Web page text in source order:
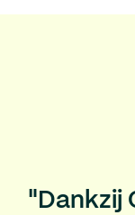
"Dankzij